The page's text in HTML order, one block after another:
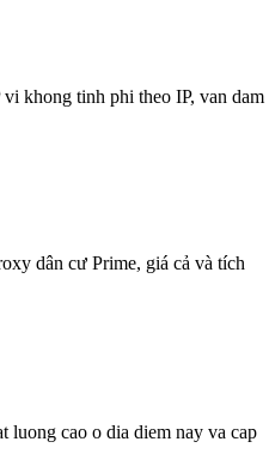
khong tinh phi theo IP, van dam
dân cư Prime, giá cả và tích
luong cao o dia diem nay va cap